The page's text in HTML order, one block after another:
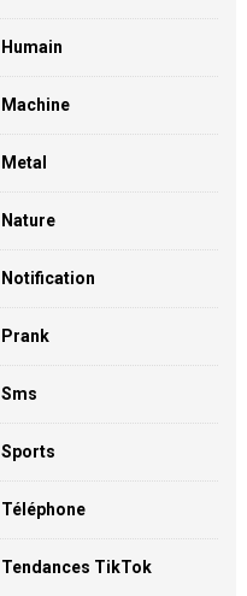
Humain
Machine
Metal
Nature
Notification
Prank
Sms
Sports
Téléphone
Tendances TikTok